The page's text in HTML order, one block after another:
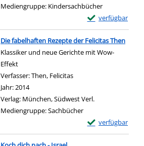
Mediengruppe: Kindersachbücher
verfügbar
Exemplar-Details
Zum Download
Die fabelhaften Rezepte der Felicitas Then
Klassiker und neue Gerichte mit Wow-
Effekt
Verfasser:Then, Felicitas
Jahr:2014
Verlag: München, Südwest Verl.
Mediengruppe:Sachbücher
verfügbar
Exemplar-Details
Zum Download